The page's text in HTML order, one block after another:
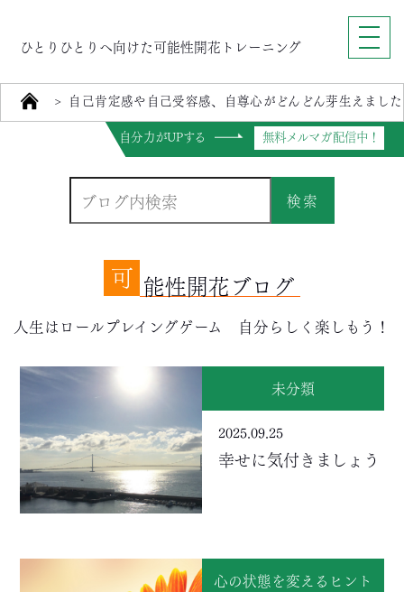
ひとりひとりへ向けた可能性開花トレーニング
> 自己肯定感や自己受容感、自尊心がどんどん芽生えました
自分力がUPする
無料メルマガ配信中！
検索
可 能性開花ブログ
人生はロールプレイングゲーム 自分らしく楽しもう！
未分類
2025.09.25
幸せに気付きましょう
心の状態を変えるヒント